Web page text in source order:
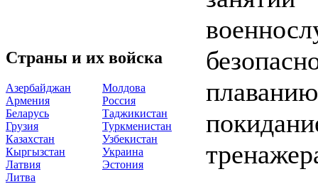
Страны и их войска
Азербайджан
Армения
Беларусь
Грузия
Казахстан
Кыргызстан
Латвия
Литва
Молдова
Россия
Таджикистан
Туркменистан
Узбекистан
Украина
Эстония